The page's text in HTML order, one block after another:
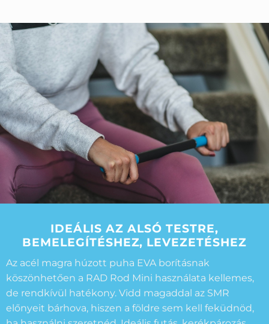
IDEÁLIS AZ ALSÓ TESTRE,
BEMELEGÍTÉSHEZ, LEVEZETÉSHEZ
Az acél magra húzott puha EVA borításnak
köszönhetően a RAD Rod Mini használata kellemes,
de rendkívül hatékony. Vidd magaddal az SMR
előnyeit bárhova, hiszen a földre sem kell feküdnöd,